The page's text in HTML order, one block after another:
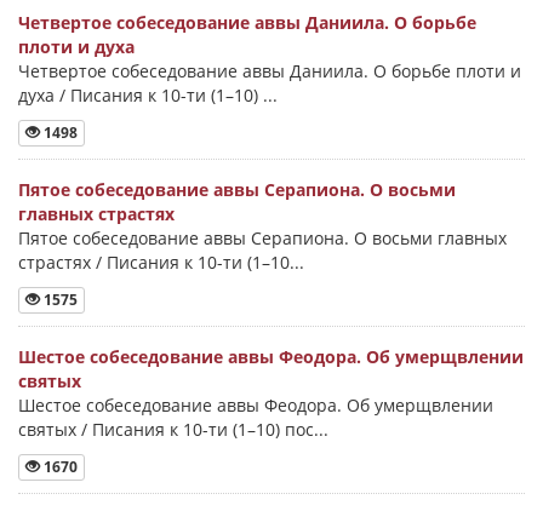
Четвертое собеседование аввы Даниила. О борьбе
плоти и духа
Четвертое собеседование аввы Даниила. О борьбе плоти и
духа / Писания к 10-ти (1–10) ...
1498
Пятое собеседование аввы Серапиона. О восьми
главных страстях
Пятое собеседование аввы Серапиона. О восьми главных
страстях / Писания к 10-ти (1–10...
1575
Шестое собеседование аввы Феодора. Об умерщвлении
святых
Шестое собеседование аввы Феодора. Об умерщвлении
святых / Писания к 10-ти (1–10) пос...
1670